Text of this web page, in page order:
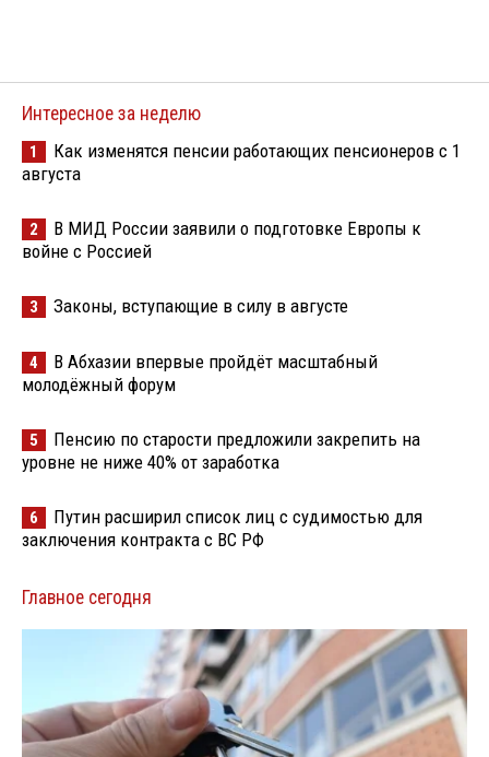
Интересное за неделю
1
Как изменятся пенсии работающих пенсионеров с 1
августа
2
В МИД России заявили о подготовке Европы к
войне с Россией
3 Законы, вступающие в силу в августе
4
В Абхазии впервые пройдёт масштабный
молодёжный форум
5
Пенсию по старости предложили закрепить на
уровне не ниже 40% от заработка
6
Путин расширил список лиц с судимостью для
заключения контракта с ВС РФ
Главное сегодня